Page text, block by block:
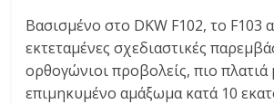
Βασισμένο στο DKW F102, το F103
εκτεταμένες σχεδιαστικές
ορθογώνιοι προβολείς, πιο πλατιά
επιμηκυμένο αμάξωμα κατά 10